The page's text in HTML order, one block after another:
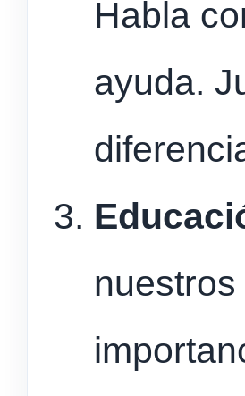
Habla
ayuda.